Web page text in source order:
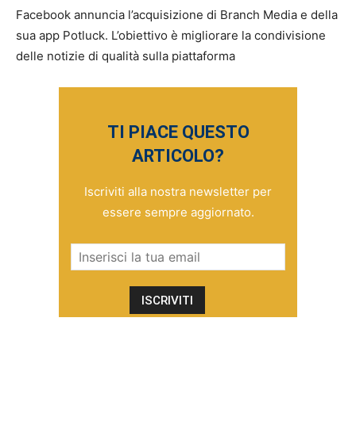
Facebook annuncia l’acquisizione di Branch Media e della
sua app Potluck. L’obiettivo è migliorare la condivisione
delle notizie di qualità sulla piattaforma
TI PIACE QUESTO
ARTICOLO?
Iscriviti alla nostra newsletter per
essere sempre aggiornato.